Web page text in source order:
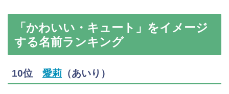
「かわいい・キュート」をイメージ
する名前ランキング
10位 愛莉 （あいり）